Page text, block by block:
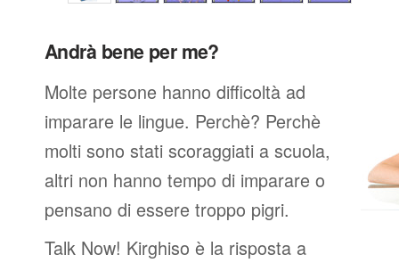
Andrà bene per me?
Molte persone hanno difficoltà ad
imparare le lingue. Perchè? Perchè
molti sono stati scoraggiati a scuola,
altri non hanno tempo di imparare o
pensano di essere troppo pigri.
Talk Now! Kirghiso è la risposta a